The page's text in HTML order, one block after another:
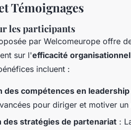
Témoignages
les participants
par Welcomeurope offre
sur l'efficacité
incluent :
des compétences en
pour diriger et motiver un
des stratégies de partenariat :